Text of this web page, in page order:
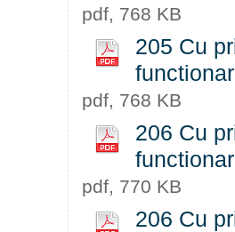
pdf, 768 KB
205 Cu
pdf, 768 KB
206 Cu
pdf, 770 KB
206 Cu